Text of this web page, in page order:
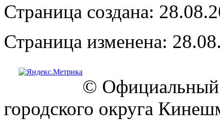
Страница создана:
Страница изменена:
© Официальный
городского округа